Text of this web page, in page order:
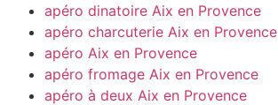
apéro dinatoire Aix en Provence
apéro charcuterie Aix en Provence
apéro Aix en Provence
apéro fromage Aix en Provence
apéro à deux Aix en Provence